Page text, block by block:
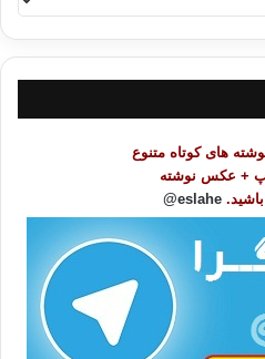
های کوتاه متنوع
+ عکس نوشته
eslahe@